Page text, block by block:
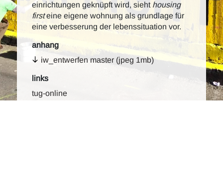
einrichtungen geknüpft wird, sieht housing
firsteine eigene wohnung als grundlage für
eine verbesserung der lebenssituation vor.
anhang
iw_entwerfen master (jpeg 1mb)
links
tug-online